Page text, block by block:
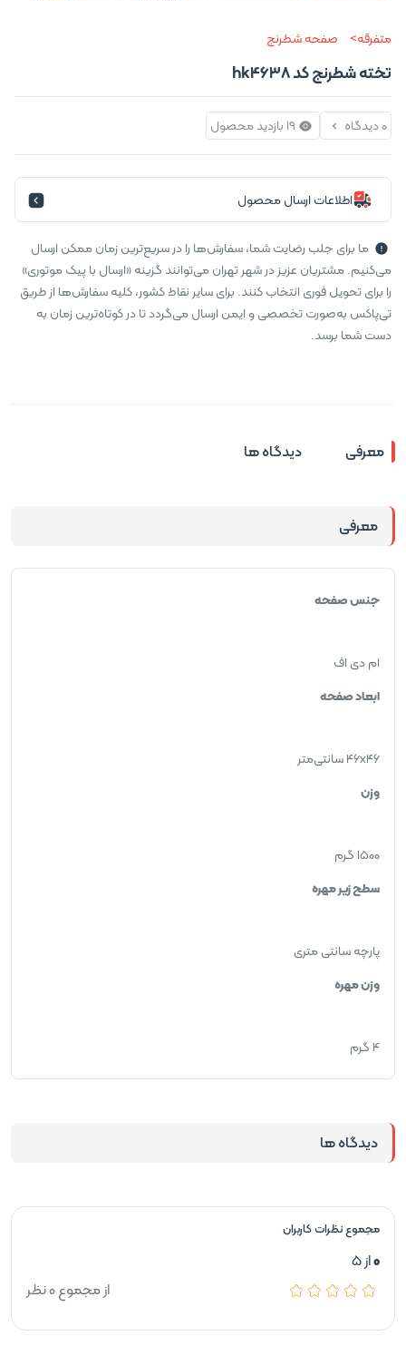
متفرقه صفحه شطرنج
تخته شطرنج کد hk4638
0 دیدگاه 19 بازدید محصول
اطلاعات ارسال محصول
ما برای جلب رضایت شما، سفارش‌ها را در سریع‌ترین زمان ممکن ارسال
می‌کنیم. مشتریان عزیز در شهر تهران می‌توانند گزینه «ارسال با پیک موتوری»
را برای تحویل فوری انتخاب کنند. برای سایر نقاط کشور، کلیه سفارش‌ها از طریق
تی‌پاکس به‌صورت تخصصی و ایمن ارسال می‌گردد تا در کوتاه‌ترین زمان به
دست شما برسد.
معرفی دیدگاه ها
معرفی
جنس صفحه
ام دی اف
ابعاد صفحه
۴۶x۴۶ سانتی‌متر
وزن
۱۵۰۰ گرم
سطح زیر مهره
پارچه سانتی متری
وزن مهره
۴ گرم
دیدگاه ها
مجموع نظرات کاربران
0از 5
از مجموع 0 نظر